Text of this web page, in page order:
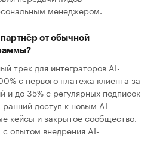
менеджером.
от обычной
трек для интеграторов AI-
с первого платежа клиента за
и до 35% с регулярных подписок
доступ к новым AI-
кейсы и закрытое сообщество.
опытом внедрения AI-